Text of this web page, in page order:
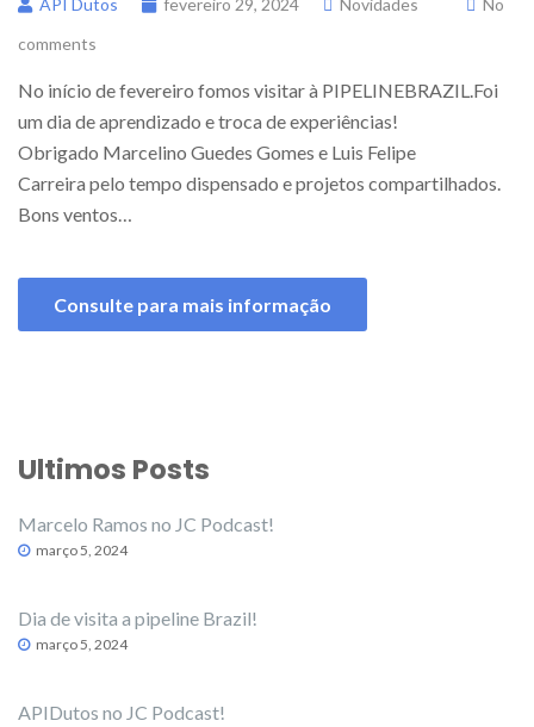
comments
No início de fevereiro fomos visitar à PIPELINEBRAZIL.Foi
um dia de aprendizado e troca de experiências!
Obrigado Marcelino Guedes Gomes e Luis Felipe
Carreira pelo tempo dispensado e projetos compartilhados.
Bons ventos…
Consulte para mais informação
Ultimos Posts
Marcelo Ramos no JC Podcast!
março 5, 2024
Dia de visita a pipeline Brazil!
março 5, 2024
APIDutos no JC Podcast!